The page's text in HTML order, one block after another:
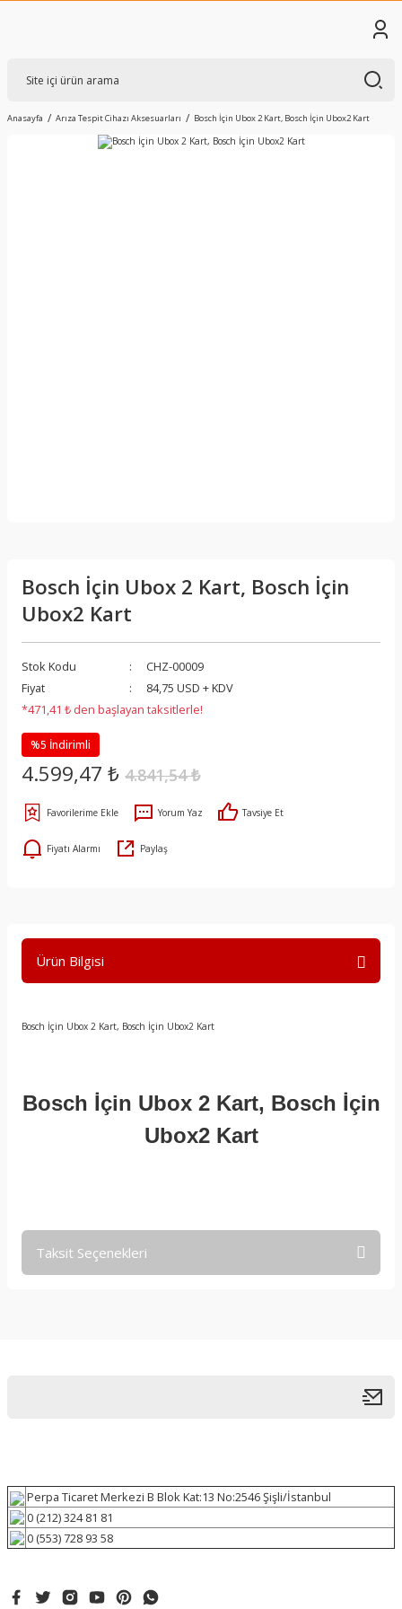
Anasayfa Arıza Tespit Cihazı Aksesuarları Bosch İçin Ubox 2 Kart, Bosch İçin Ubox2 Kart
Bosch İçin Ubox 2 Kart, Bosch İçin
Ubox2 Kart
Stok Kodu
CHZ-00009
Fiyat
84,75 USD + KDV
*471,41 ₺ den başlayan taksitlerle!
%5 İndirimli
4.599,47 ₺ 4.841,54 ₺
Yorum Yaz Tavsiye Et
Fiyatı Alarmı Paylaş
Ürün Bilgisi
Bosch İçin Ubox 2 Kart, Bosch İçin Ubox2 Kart
Bosch İçin Ubox 2 Kart, Bosch İçin
Ubox2 Kart
Taksit Seçenekleri
Perpa Ticaret Merkezi B Blok Kat:13 No:2546 Şişli/İstanbul
0 (212) 324 81 81
0 (553) 728 93 58